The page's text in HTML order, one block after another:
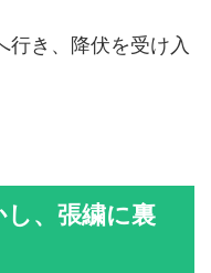
行き、降伏を受け入
、張繍に裏